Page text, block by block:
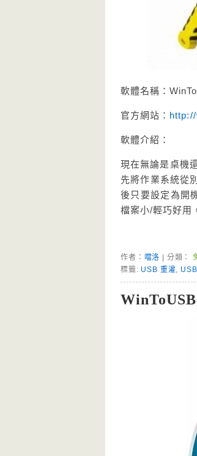
軟體名稱：
官方網站：
軟體介紹：
現在無論是桌機
先將作業系統從
後只要設定為開
檔案小/輕巧好用
作者： 噹洛 | 分類：
標籤: USB 重灌,